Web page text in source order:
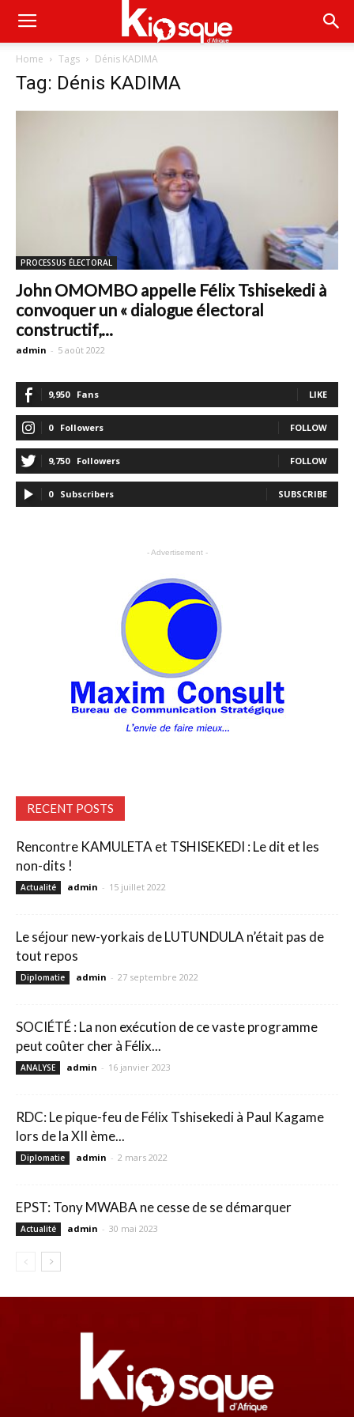
Home Tags Dénis KADIMA
Tag: Dénis KADIMA
PROCESSUS ÉLECTORAL
John OMOMBO appelle Félix Tshisekedi à
convoquer un « dialogue électoral
constructif,...
admin - 5 août 2022
9,950 Fans LIKE
0 Followers FOLLOW
9,750 Followers FOLLOW
0 Subscribers SUBSCRIBE
- Advertisement -
RECENT POSTS
Rencontre KAMULETA et TSHISEKEDI : Le dit et les
non-dits !
Actualité admin - 15 juillet 2022
Le séjour new-yorkais de LUTUNDULA n’était pas de
tout repos
Diplomatie admin - 27 septembre 2022
SOCIÉTÉ : La non exécution de ce vaste programme
peut coûter cher à Félix...
ANALYSE admin - 16 janvier 2023
RDC: Le pique-feu de Félix Tshisekedi à Paul Kagame
lors de la XII ème...
Diplomatie admin - 2 mars 2022
EPST: Tony MWABA ne cesse de se démarquer
Actualité admin - 30 mai 2023